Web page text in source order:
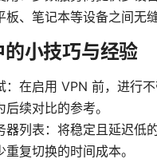
、笔记本等设备之间无缝
小技巧与经验
：在启用 VPN 前，进行
续对比的参考。
器列表：将稳定且延迟低
复切换的时间成本。